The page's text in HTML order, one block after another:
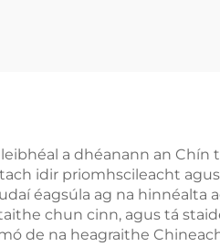
a dhéanann an
idir priomhscileacht
éagsúla ag na hinnéalta
chun cinn, agus tá
de na heagraithe